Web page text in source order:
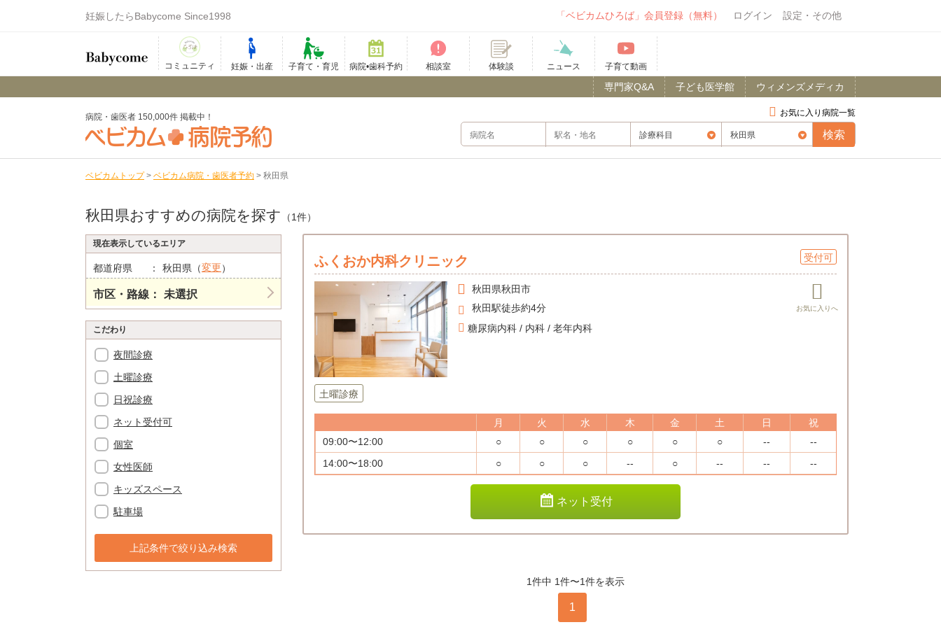
妊娠したらBabycome Since1998 「ベビカムひろば」会員登録（無料） ログイン 設定・その他
コミュニティ 妊娠・出産 子育て・育児 病院•歯科予約 相談室 体験談 ニュース 子育て動画
ウィメンズメディカ
子ども医学館
専門家Q&A
お気に入り病院一覧
病院・歯医者 150,000件 掲載中！
ベビカムトップ > ベビカム病院・歯医者予約 > 秋田県
秋田県おすすめの病院を探す （1件）
現在表示しているエリア
都道府県 秋田県（変更）
市区・路線 未選択
こだわり
夜間診療
土曜診療
日祝診療
ネット受付可
個室
女性医師
キッズスペース
駐車場
上記条件で絞り込み検索
受付可
ふくおか内科クリニック
秋田県秋田市
秋田駅徒歩約4分
糖尿病内科 / 内科 / 老年内科
土曜診療
月 火 水 木 金 土 日
祝
09:00〜12:00
○ ○ ○ ○ ○ ○ --
--
14:00〜18:00
○ ○ ○ -- ○ -- -- --
ネット受付
1件中 1件〜1件を表示
1